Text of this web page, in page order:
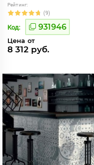
Рейтинг:
(9)
Код: 931946
Цена от
8 312 руб.